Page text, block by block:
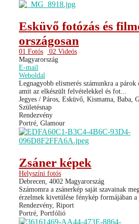
Esküvő fotózás és
országosan
01 Fotós
02 Videós
Magyarország
E-mail
Weboldal
Legnagyobb elismerés számunkra a párok
amit az elkészült felvételekkel és fot...
Jegyes / Páros, Esküvő, Kismama, Baba,
Születésnap
Rendezvény
Portré, Glamour
Zsáner képek
Helyszíni fotós
Debrecen, 4002 Magyarország
Számomra a zsánerkép saját szavainak
érzelmek kivetülése fénykép formájában a
Rendezvény, Riport
Portré, Portfólió